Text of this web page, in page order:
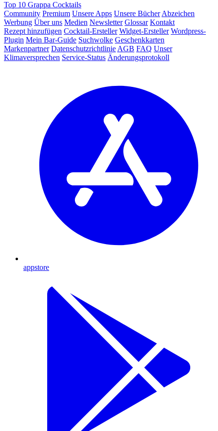
Top 10 Grappa Cocktails
Community Premium Unsere Apps Unsere Bücher Abzeichen
Werbung Über uns Medien Newsletter Glossar Kontakt
Rezept hinzufügen Cocktail-Ersteller Widget-Ersteller Wordpress-
Plugin Mein Bar-Guide Suchwolke Geschenkkarten
Markenpartner Datenschutzrichtlinie AGB FAQ Unser
Klimaversprechen Service-Status Änderungsprotokoll
appstore